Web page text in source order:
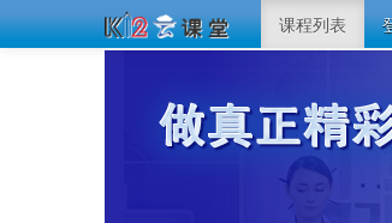
课程列表